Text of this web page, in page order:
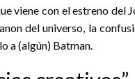
viene con el estreno del
del universo, la
a (algún) Batman.